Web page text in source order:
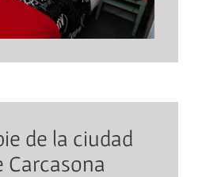
de la ciudad
Carcasona